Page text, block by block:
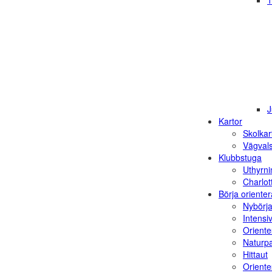
Kartor
Klubbstuga
Börja
Hittaut